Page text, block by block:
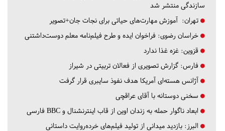
سازندگی منتشر شد
تهران: آموزش مهارت‌های حیاتی برای نجات جان+تصویر
خراسان رضوی: فراخوان ایده و طرح فیلم‌نامه معلم دوست‌داشتنی
قزوین: غزه غذا ندارد
فارس: گزارش تصویری از فعالان تربیتی در شیراز
آژانس هسته‌ای آمریکا هدف نفوذ سایبری قرار گرفت
سخنی دوستانه با آقای عراقچی
ابعاد ناگوار حمله به زندان اوین از قاب اینترنشنال و BBC فارسی
البرز: بازدید میدانی از تولید فیلم‌های خرده‌روایت داستانی